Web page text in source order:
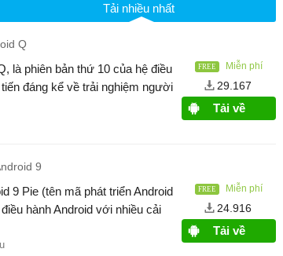
Tải nhiều nhất
Q
là phiên bản thứ 10 của hệ điều
đáng kể về trải nghiệm người
Miễn phí
29.167
Tải về
9
9 Pie (tên mã phát triển Android
hành Android với nhiều cải
Miễn phí
24.916
Tải về